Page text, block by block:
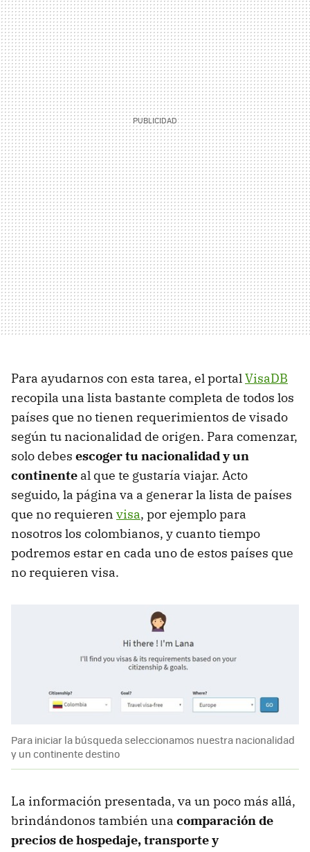
Para ayudarnos con esta tarea, el portalVisaDB
recopila una lista bastante completa de todos los
países que no tienen requerimientos de visado
según tu nacionalidad de origen. Para comenzar,
solo debes escoger tu nacionalidad y un
continente al que te gustaría viajar. Acto
seguido, la página va a generar la lista de países
que no requieren visa, por ejemplo para
nosotros los colombianos, y cuanto tiempo
podremos estar en cada uno de estos países que
no requieren visa.
Para iniciar la búsqueda seleccionamos nuestra nacionalidad
y un continente destino
La información presentada, va un poco más allá,
brindándonos también una comparación de
precios de hospedaje, transporte y